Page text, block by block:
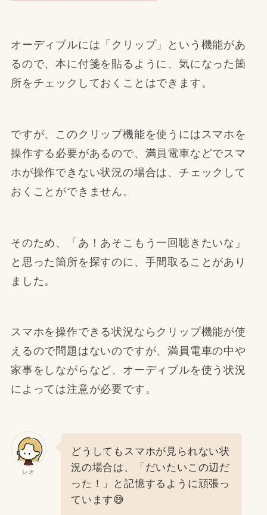
オーディブルには「クリップ」という機能があ
るので、本に付箋を貼るように、気になった箇
所をチェックしておくことはできます。
ですが、このクリップ機能を使うにはスマホを
操作する必要があるので、満員電車などでスマ
ホが操作できない状況の場合は、チェックして
おくことができません。
そのため、「あ！あそこもう一回聴きたいな」
と思った箇所を探すのに、手間取ることがあり
ました。
スマホを操作できる状況ならクリップ機能が使
えるので問題はないのですが、満員電車の中や
家事をしながらなど、オーディブルを使う状況
によっては注意が必要です。
レオ
どうしてもスマホが見られない状
況の場合は、「だいたいこの辺だ
った！」と記憶するように頑張っ
ています😅